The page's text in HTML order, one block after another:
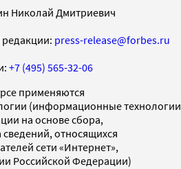
Николай Дмитриевич
press-release@forbes.ru
+7 (495) 565-32-06
применяются
(информационные технологии
на основе сбора,
относящихся
сети «Интернет»,
Российской Федерации)